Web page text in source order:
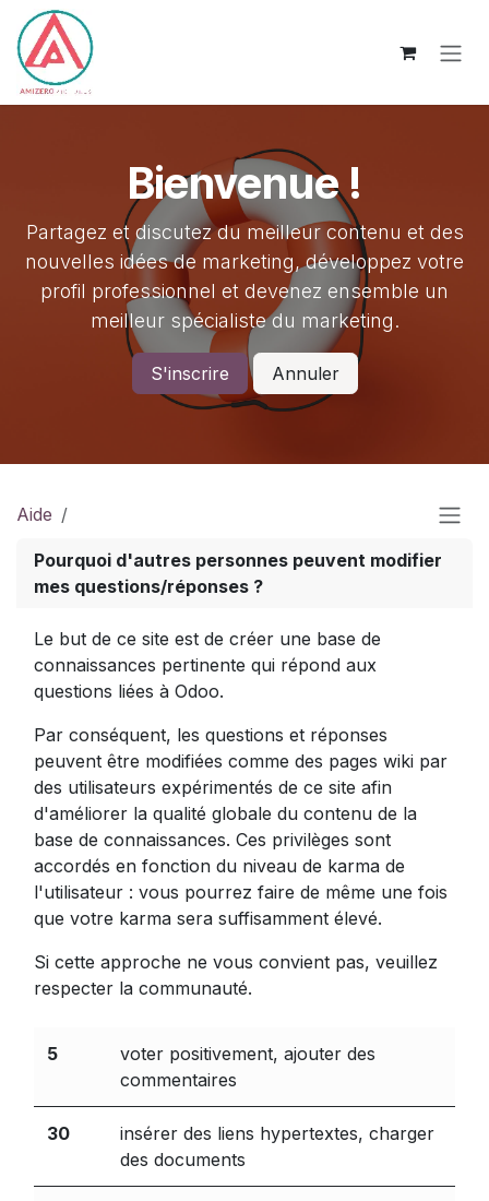
Se rendre au contenu
Bienvenue !
Partagez et discutez du meilleur contenu et des
nouvelles idées de marketing, développez votre
profil professionnel et devenez ensemble un
meilleur spécialiste du marketing.
S'inscrire Annuler
Aide
Pourquoi d'autres personnes peuvent modifier
mes questions/réponses ?
Le but de ce site est de créer une base de
connaissances pertinente qui répond aux
questions liées à Odoo.
Par conséquent, les questions et réponses
peuvent être modifiées comme des pages wiki par
des utilisateurs expérimentés de ce site afin
d'améliorer la qualité globale du contenu de la
base de connaissances. Ces privilèges sont
accordés en fonction du niveau de karma de
l'utilisateur : vous pourrez faire de même une fois
que votre karma sera suffisamment élevé.
Si cette approche ne vous convient pas, veuillez
respecter la communauté.
5
voter positivement, ajouter des
commentaires
30
insérer des liens hypertextes, charger
des documents